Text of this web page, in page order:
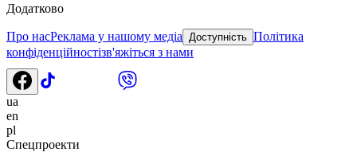
Додатково
Про насРеклама у нашому медіа Доступність Політика
конфіденційностізв'яжіться з нами
ua
en
pl
Спецпроекти